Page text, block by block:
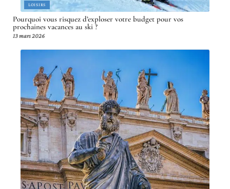
LOISIRS
Pourquoi vous risquez d’exploser votre budget pour vos
prochaines vacances au ski ?
13 mars 2026